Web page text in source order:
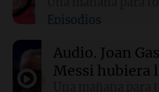
al anciano de 88
Concepción
Episodios
Audio. Joan
Messi hubiera